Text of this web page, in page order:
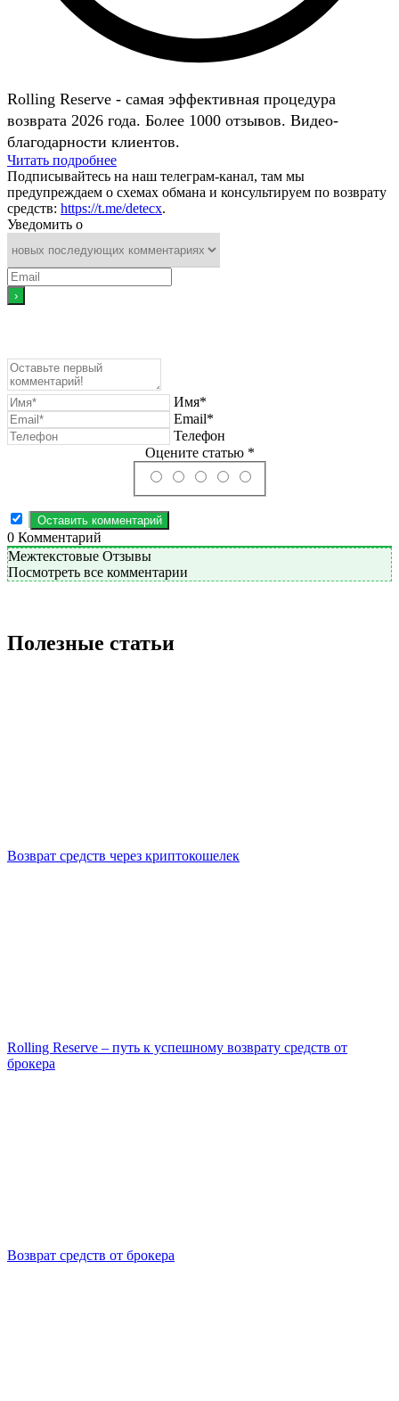
Rolling Reserve - самая эффективная процедура
возврата 2026 года. Более 1000 отзывов. Видео-
благодарности клиентов.
Читать подробнее
Подписывайтесь на наш телеграм-канал, там мы
предупреждаем о схемах обмана и консультируем по возврату
средств: https://t.me/detecx.
Уведомить о
Имя*
Email*
Телефон
Оцените статью *
0 Комментарий
Межтекстовые Отзывы
Посмотреть все комментарии
Полезные статьи
Возврат средств через криптокошелек
Rolling Reserve – путь к успешному возврату средств от
брокера
Возврат средств от брокера